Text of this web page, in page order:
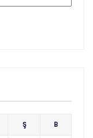
Ş B